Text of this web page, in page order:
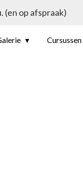
(en op afspraak)
Cursussen